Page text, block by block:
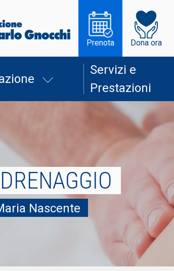
Prenota Dona ora
Servizi e
Prestazioni
Nascente